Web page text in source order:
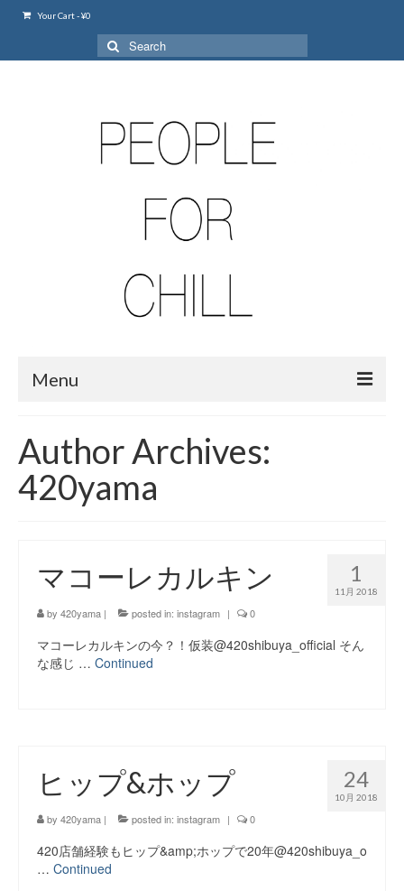
Your Cart-¥0
Search
for:
Menu
420 shibuya_info
420 shibuya_access
Instagram:420shibuya_official
About:FOUR TWENTY SHIBUYA
YouTube:420shibuya
Author Archives:
420yama
1
11月 2018
マコーレカルキン
by 420yama | posted in: instagram | 0
マコーレカルキンの今？！仮装@420shibuya_official そん
な感じ … Continued
24
10月 2018
ヒップ&ホップ
by 420yama | posted in: instagram | 0
420店舗経験もヒップ&amp;ホップで20年@420shibuya_o
… Continued